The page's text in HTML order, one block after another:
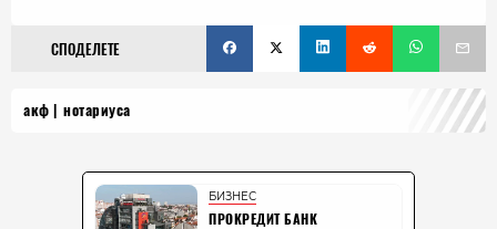
СПОДЕЛЕТЕ
акф нотариуса